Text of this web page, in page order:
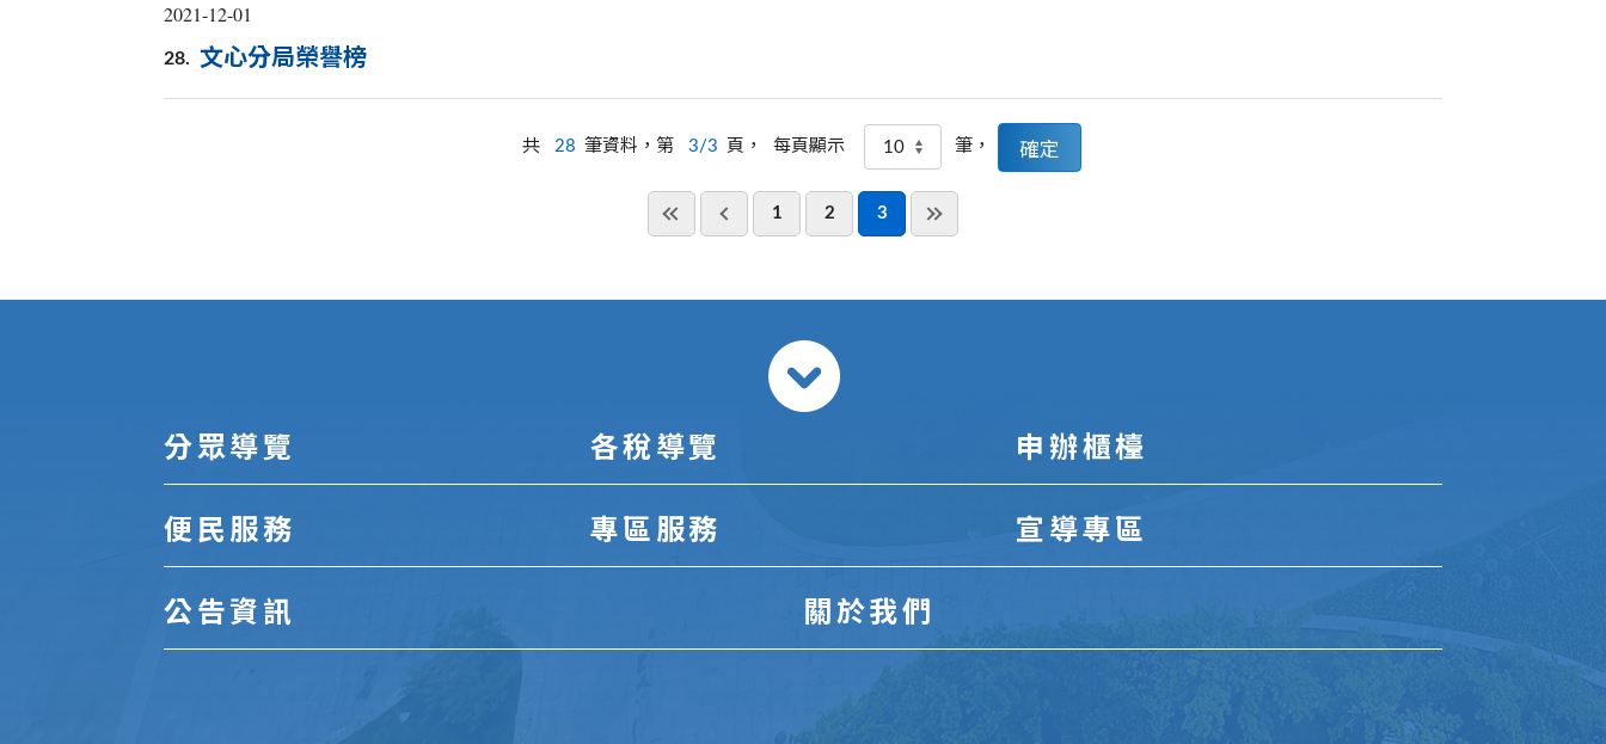
2021-12-01
28. 文心分局榮譽榜
共 28 筆資料，第 3/3 頁， 每頁顯示 筆，
1 2 3
分眾導覽 各稅導覽 申辦櫃檯
便民服務 專區服務 宣導專區
公告資訊 關於我們